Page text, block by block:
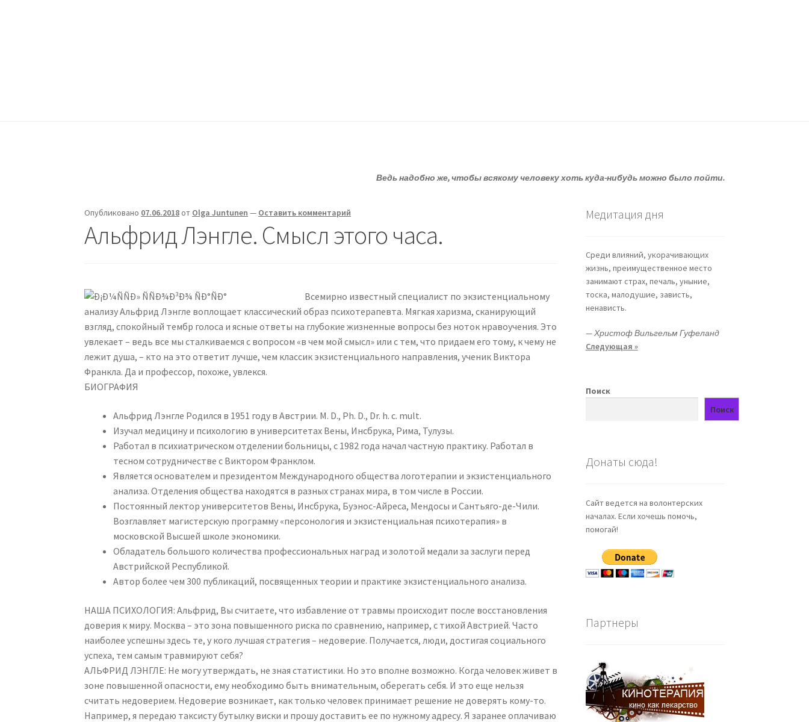
Ведь надобно же, чтобы всякому человеку хоть куда-нибудь можно было пойти.
Опубликовано 07.06.2018от Olga Juntunen — Оставить комментарий
Альфрид Лэнгле. Смысл этого часа.
Всемирно известный специалист по экзистенциальному
анализу Альфрид Лэнгле воплощает классический образ психотерапевта. Мягкая харизма, сканирующий
взгляд, спокойный тембр голоса и ясные ответы на глубокие жизненные вопросы без ноток нравоучения. Это
увлекает – ведь все мы сталкиваемся с вопросом «в чем мой смысл» или с тем, что придаем его тому, к чему не
лежит душа, – кто на это ответит лучше, чем классик экзистенциального направления, ученик Виктора
Франкла. Да и профессор, похоже, увлекся.
БИОГРАФИЯ
Альфрид Лэнгле Родился в 1951 году в Австрии. M. D., Ph. D., Dr. h. c. mult.
Изучал медицину и психологию в университетах Вены, Инсбрука, Рима, Тулузы.
Работал в психиатрическом отделении больницы, с 1982 года начал частную практику. Работал в
тесном сотрудничестве с Виктором Франклом.
Является основателем и президентом Международного общества логотерапии и экзистенциального
анализа. Отделения общества находятся в разных странах мира, в том числе в России.
Постоянный лектор университетов Вены, Инсбрука, Буэнос-Айреса, Мендосы и Сантьяго-де-Чили.
Возглавляет магистерскую программу «персонология и экзистенциальная психотерапия» в
московской Высшей школе экономики.
Обладатель большого количества профессиональных наград и золотой медали за заслуги перед
Австрийской Республикой.
Автор более чем 300 публикаций, посвященных теории и практике экзистенциального анализа.
НАША ПСИХОЛОГИЯ: Альфрид, Вы считаете, что избавление от травмы происходит после восстановления
доверия к миру. Москва – это зона повышенного риска по сравнению, например, с тихой Австрией. Часто
наиболее успешны здесь те, у кого лучшая стратегия – недоверие. Получается, люди, достигая социального
успеха, тем самым травмируют себя?
АЛЬФРИД ЛЭНГЛЕ: Не могу утверждать, не зная статистики. Но это вполне возможно. Когда человек живет в
зоне повышенной опасности, ему необходимо быть внимательным, оберегать себя. И это еще нельзя
считать недоверием. Недоверие возникает, как только человек принимает решение не доверять кому-то.
Например, я передаю таксисту бутылку виски и прошу доставить ее по нужному адресу. Я заранее оплачиваю
Медитация дня
Среди влияний, укорачивающих
жизнь, преимущественное место
занимают страх, печаль, уныние,
тоска, малодушие, зависть,
ненависть.
—Христоф Вильгельм Гуфеланд
Следующая »
Поиск
Поиск
Донаты сюда!
Сайт ведется на волонтерских
началах. Если хочешь помочь,
помогай!
Партнеры